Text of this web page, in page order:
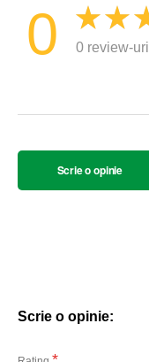
0 0 review-uri
Scrie o opinie
Scrie o opinie: